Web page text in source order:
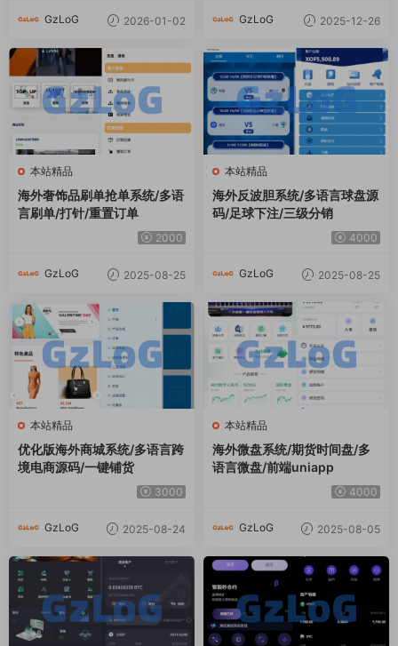
GzLoG 2026-01-02 GzLoG 2025-12-26
本站精品
海外奢饰品刷单抢单系统/多语
言刷单/打针/重置订单
2000
GzLoG 2025-08-25
本站精品
海外反波胆系统/多语言球盘源
码/足球下注/三级分销
4000
GzLoG 2025-08-25
本站精品
优化版海外商城系统/多语言跨
境电商源码/一键铺货
3000
GzLoG 2025-08-24
本站精品
海外微盘系统/期货时间盘/多
语言微盘/前端uniapp
4000
GzLoG 2025-08-05